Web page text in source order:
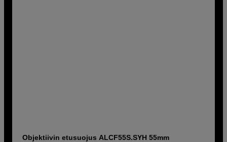
Objektiivin etusuojus ALCF55S.SYH 55mm